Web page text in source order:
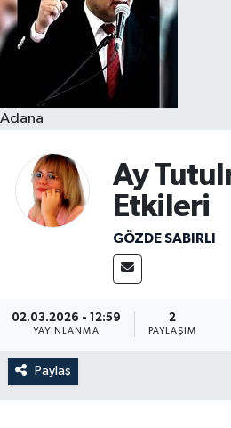
Adana
Ay
Etkileri
GÖZDE SABIRLI
02.03.2026 - 12:59
YAYINLANMA
2
PAYLAŞIM
Paylaş
Resmi İlanlar